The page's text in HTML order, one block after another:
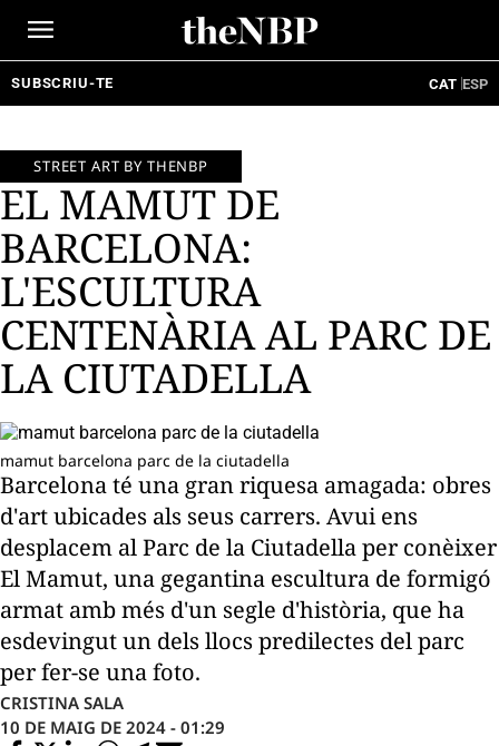
SUBSCRIU-TE CAT ESP
STREET ART BY THENBP
EL MAMUT DE
BARCELONA:
L'ESCULTURA
CENTENÀRIA AL PARC DE
LA CIUTADELLA
mamut barcelona parc de la ciutadella
Barcelona té una gran riquesa amagada: obres
d'art ubicades als seus carrers. Avui ens
desplacem al Parc de la Ciutadella per conèixer
El Mamut, una gegantina escultura de formigó
armat amb més d'un segle d'història, que ha
esdevingut un dels llocs predilectes del parc
per fer-se una foto.
CRISTINA SALA
10 DE MAIG DE 2024 - 01:29